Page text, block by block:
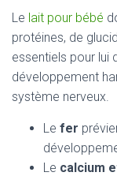
Le lait pour bébé
protéines, de
essentiels pour lui
développement
système nerveux.
Le fer
Le calcium